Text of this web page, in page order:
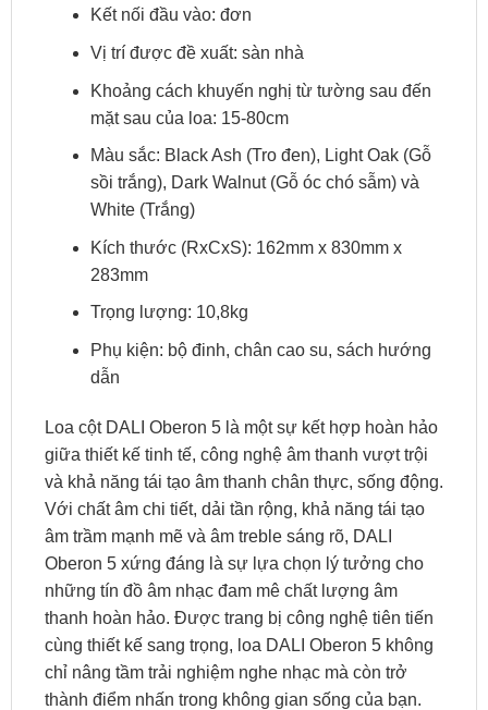
Kết nối đầu vào: đơn
Vị trí được đề xuất: sàn nhà
Khoảng cách khuyến nghị từ tường sau đến
mặt sau của loa: 15-80cm
Màu sắc: Black Ash (Tro đen), Light Oak (Gỗ
sồi trắng), Dark Walnut (Gỗ óc chó sẫm) và
White (Trắng)
Kích thước (RxCxS): 162mm x 830mm x
283mm
Trọng lượng: 10,8kg
Phụ kiện: bộ đinh, chân cao su, sách hướng
dẫn
Loa cột DALI Oberon 5 là một sự kết hợp hoàn hảo
giữa thiết kế tinh tế, công nghệ âm thanh vượt trội
và khả năng tái tạo âm thanh chân thực, sống động.
Với chất âm chi tiết, dải tần rộng, khả năng tái tạo
âm trầm mạnh mẽ và âm treble sáng rõ, DALI
Oberon 5 xứng đáng là sự lựa chọn lý tưởng cho
những tín đồ âm nhạc đam mê chất lượng âm
thanh hoàn hảo. Được trang bị công nghệ tiên tiến
cùng thiết kế sang trọng, loa DALI Oberon 5 không
chỉ nâng tầm trải nghiệm nghe nhạc mà còn trở
thành điểm nhấn trong không gian sống của bạn.